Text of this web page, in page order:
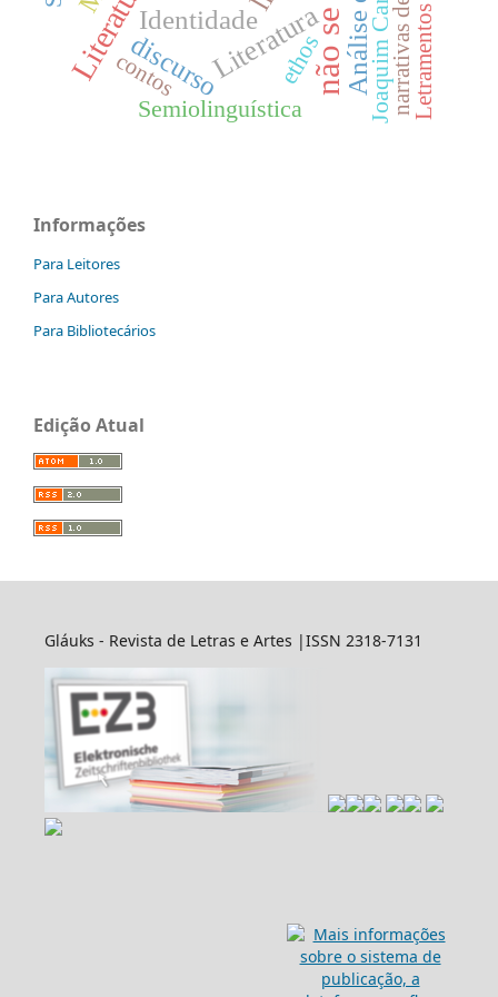
Literatura
discurso
Identidade Joaquim Cardozo
Semiolinguística
ethos
contos
Informações
Para Leitores
Para Autores
Para Bibliotecários
Edição Atual
Gláuks - Revista de Letras e Artes |ISSN 2318-7131